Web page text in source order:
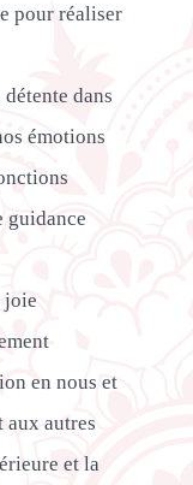
pour réaliser
dans
émotions
guidance
joie
en nous et
aux autres
et la